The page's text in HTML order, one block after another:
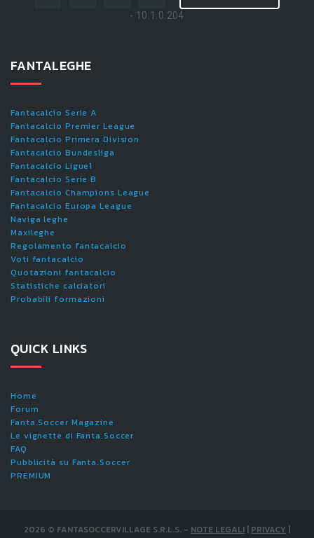
- 10.1.0.204
FANTALEGHE
Fantacalcio Serie A
Fantacalcio Premier League
Fantacalcio Primera Division
Fantacalcio Bundesliga
Fantacalcio Ligue1
Fantacalcio Serie B
Fantacalcio Champions League
Fantacalcio Europa League
Naviga leghe
Maxileghe
Regolamento fantacalcio
Voti fantacalcio
Quotazioni fantacalcio
Statistiche calciatori
Probabili formazioni
QUICK LINKS
Home
Forum
Fanta.Soccer Magazine
Le vignette di Fanta.Soccer
FAQ
Pubblicità su Fanta.Soccer
PREMIUM
2026 © FANTASOCCERVILLAGE S.R.L.S. - NOTE LEGALI | PRIVACY |